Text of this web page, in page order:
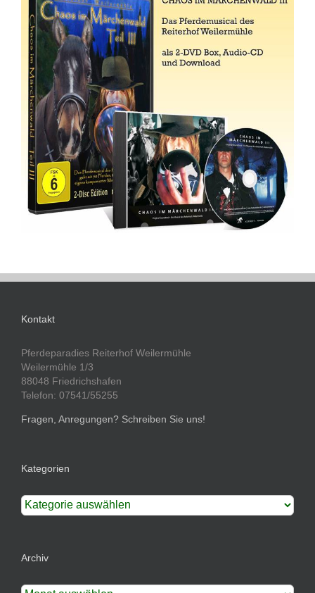
Kontakt
Pferdeparadies Reiterhof Weilermühle
Weilermühle 1/3
88048 Friedrichshafen
Telefon: 07541/55255
Fragen, Anregungen? Schreiben Sie uns!
Kategorien
Kategorien
Archiv
Archiv